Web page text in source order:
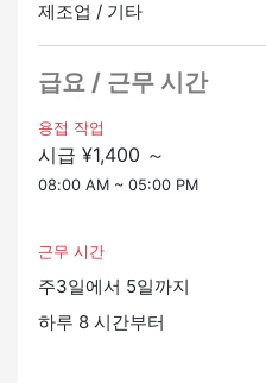
제조업 / 기타
급요 / 근무 시간
용접 작업
시급 ¥1,400 ～
08:00 AM ~ 05:00 PM
근무 시간
주3일에서 5일까지
하루 8 시간부터